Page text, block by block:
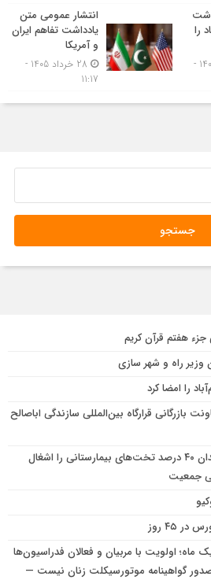
را
28 خرداد 1405 -
انتشار عمومی متن
یادداشت تفاهم ایران
و آمریکا
28 خرداد 1405 -
11:17
جزء هفتم قرآن کریم
وزیر راه و شهر سازی
را امضا کرد
قرارگاه بین‌المللی سازندگی اباصالح
هشدار وزارت بهداشت: سالمندان ۴۰ درصد تخت‌های بیمارستانی را اشغال
جمعیت
ماه؛ اولویت با مربیان و فعالان فدراسیون‌ها
گواهینامه موتورسیکلت زنان نیست —